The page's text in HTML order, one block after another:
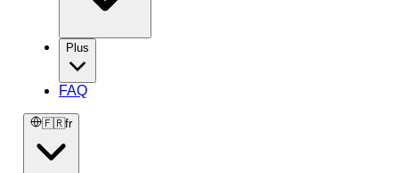
Plus
FAQ
🇫🇷fr